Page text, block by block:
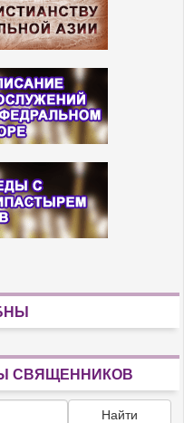
СВЯЩЕННИКОВ
Найти